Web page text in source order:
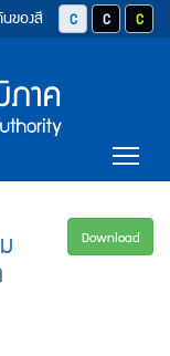
ของสี ปุ่มปรับสีตัวอักษร
ปุ่มปรับสีตั
ปุ่มป
Download